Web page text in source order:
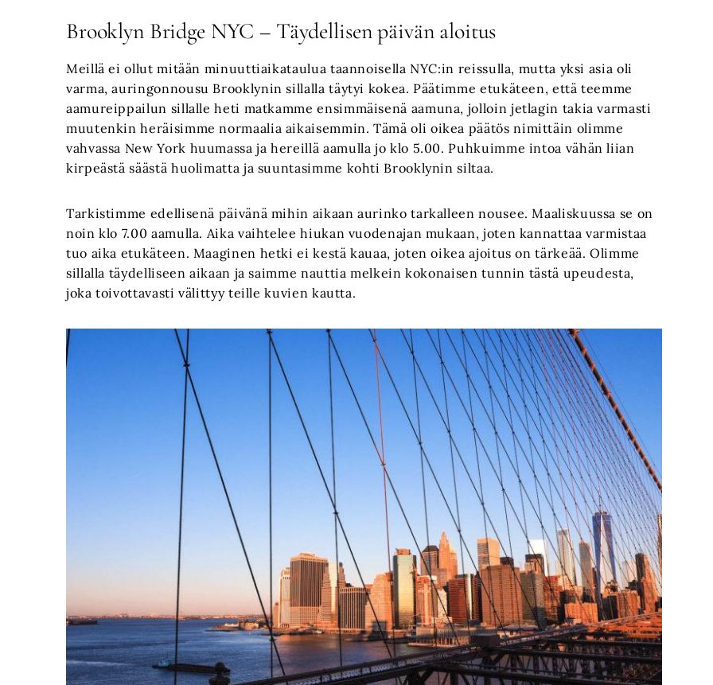
Brooklyn Bridge NYC – Täydellisen päivän aloitus
Meillä ei ollut mitään minuuttiaikataulua taannoisella NYC:in reissulla, mutta yksi asia oli
varma, auringonnousu Brooklynin sillalla täytyi kokea. Päätimme etukäteen, että teemme
aamureippailun sillalle heti matkamme ensimmäisenä aamuna, jolloin jetlagin takia varmasti
muutenkin heräisimme normaalia aikaisemmin. Tämä oli oikea päätös nimittäin olimme
vahvassa New York huumassa ja hereillä aamulla jo klo 5.00. Puhkuimme intoa vähän liian
kirpeästä säästä huolimatta ja suuntasimme kohti Brooklynin siltaa.
Tarkistimme edellisenä päivänä mihin aikaan aurinko tarkalleen nousee. Maaliskuussa se on
noin klo 7.00 aamulla. Aika vaihtelee hiukan vuodenajan mukaan, joten kannattaa varmistaa
tuo aika etukäteen. Maaginen hetki ei kestä kauaa, joten oikea ajoitus on tärkeää. Olimme
sillalla täydelliseen aikaan ja saimme nauttia melkein kokonaisen tunnin tästä upeudesta,
joka toivottavasti välittyy teille kuvien kautta.